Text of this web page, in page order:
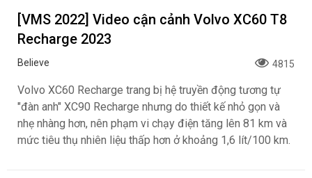
[VMS 2022] Video cận cảnh Volvo XC60 T8
Recharge 2023
Believe 4815
Volvo XC60 Recharge trang bị hệ truyền động tương tự
"đàn anh" XC90 Recharge nhưng do thiết kế nhỏ gọn và
nhẹ nhàng hơn, nên phạm vi chạy điện tăng lên 81 km và
mức tiêu thụ nhiên liệu thấp hơn ở khoảng 1,6 lít/100 km.